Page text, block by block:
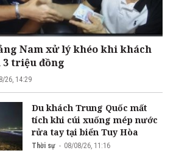
Nam xử lý khéo khi khách
3 triệu đồng
26, 14:29
Du khách Trung Quốc mất
tích khi cúi xuống mép nước
rửa tay tại biển Tuy Hòa
Thời sự 08/08/26, 11:16